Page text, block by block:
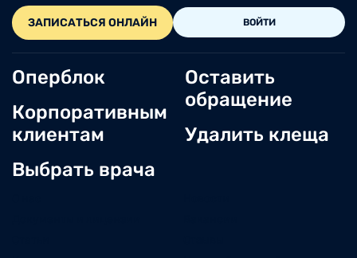
ЗАПИСАТЬСЯ ОНЛАЙН ВОЙТИ
Оперблок
Корпоративным
клиентам
Выбрать врача
Оставить
обращение
Удалить клеща